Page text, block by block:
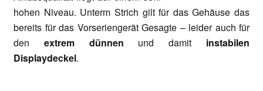
hohen Niveau. Unterm Strich gilt für das Gehäuse das
bereits für das Vorseriengerät Gesagte – leider auch für
den extrem dünnen und damit instabilen
Displaydeckel.